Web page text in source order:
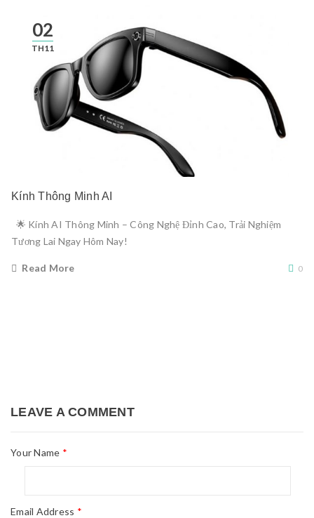
02
TH11
Kính Thông Minh AI
🌟 Kính AI Thông Minh – Công Nghệ Đỉnh Cao, Trải Nghiệm
Tương Lai Ngay Hôm Nay!
Read More 0
LEAVE A COMMENT
Your Name *
Email Address *